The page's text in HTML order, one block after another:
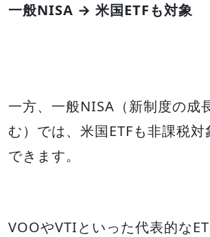
一般NISA → 米国ETFも対象
一方、一般NISA（新制度の成
む）では、米国ETFも非課税対
できます。
VOOやVTIといった代表的な